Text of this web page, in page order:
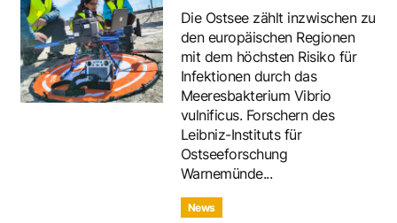
Die Ostsee zählt inzwischen zu
den europäischen Regionen
mit dem höchsten Risiko für
Infektionen durch das
Meeresbakterium Vibrio
vulnificus. Forschern des
Leibniz-Instituts für
Ostseeforschung
Warnemünde...
News